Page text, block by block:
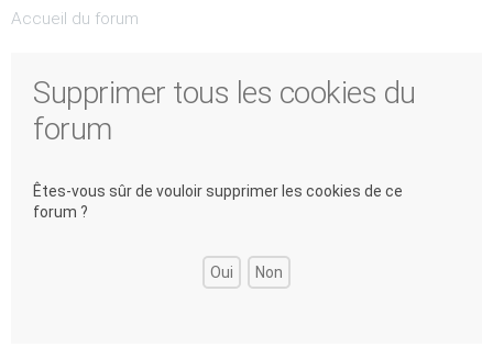
Accueil du forum
Supprimer tous les cookies du
forum
Êtes-vous sûr de vouloir supprimer les cookies de ce
forum ?